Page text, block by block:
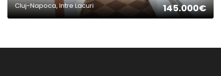
Cluj-Napoca, Intre Lacuri 145.000€